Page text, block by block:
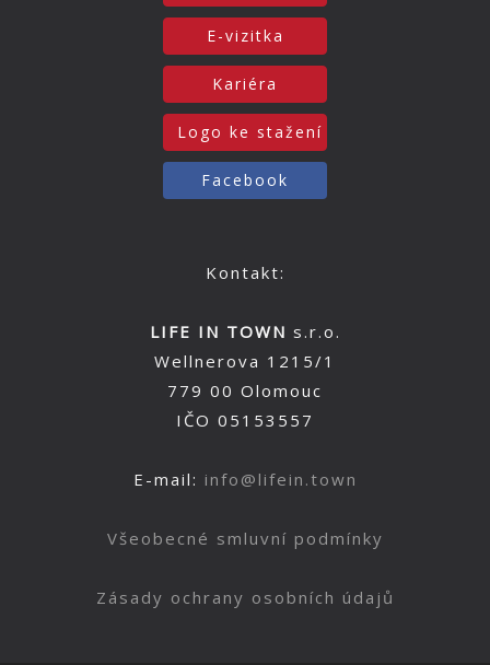
E-vizitka
Kariéra
Logo ke stažení
Facebook
Kontakt:
LIFE IN TOWN s.r.o.
Wellnerova 1215/1
779 00 Olomouc
IČO 05153557
E-mail: info@lifein.town
Všeobecné smluvní podmínky
Zásady ochrany osobních údajů